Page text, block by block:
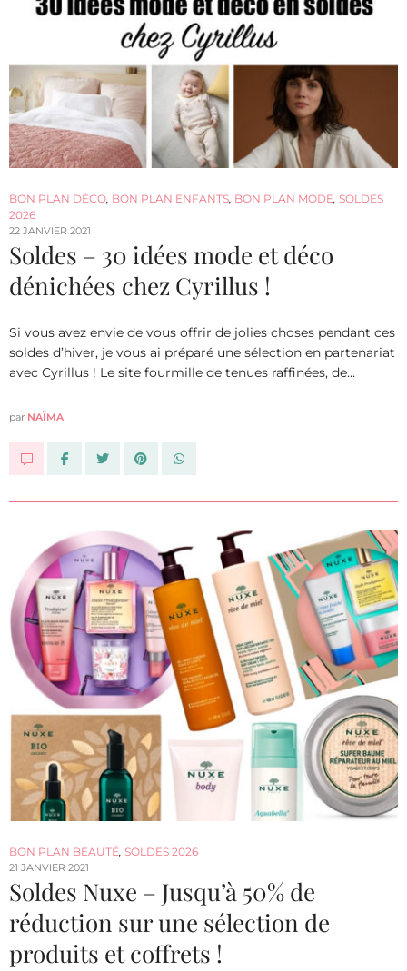
BON PLAN DÉCO, BON PLAN ENFANTS, BON PLAN MODE, SOLDES
2026
22 JANVIER 2021
Soldes – 30 idées mode et déco
dénichées chez Cyrillus !
Si vous avez envie de vous offrir de jolies choses pendant ces
soldes d’hiver, je vous ai préparé une sélection en partenariat
avec Cyrillus ! Le site fourmille de tenues raffinées, de…
par NAÏMA
BON PLAN BEAUTÉ, SOLDES 2026
21 JANVIER 2021
Soldes Nuxe – Jusqu’à 50% de
réduction sur une sélection de
produits et coffrets !